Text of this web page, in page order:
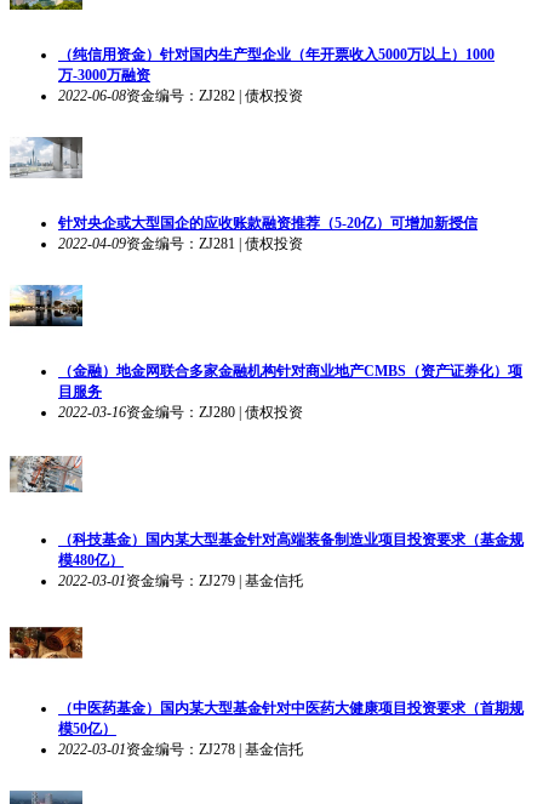
（纯信用资金）针对国内生产型企业（年开票收入5000万以上）1000
万-3000万融资
2022-06-08资金编号：ZJ282 | 债权投资
针对央企或大型国企的应收账款融资推荐（5-20亿）可增加新授信
2022-04-09资金编号：ZJ281 | 债权投资
（金融）地金网联合多家金融机构针对商业地产CMBS（资产证券化）项
目服务
2022-03-16资金编号：ZJ280 | 债权投资
（科技基金）国内某大型基金针对高端装备制造业项目投资要求（基金规
模480亿）
2022-03-01资金编号：ZJ279 | 基金信托
（中医药基金）国内某大型基金针对中医药大健康项目投资要求（首期规
模50亿）
2022-03-01资金编号：ZJ278 | 基金信托